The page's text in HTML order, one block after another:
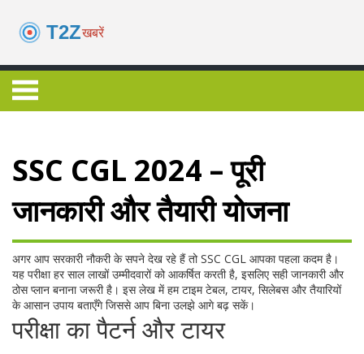
SSC CGL 2024 – पूरी
जानकारी और तैयारी योजना
अगर आप सरकारी नौकरी के सपने देख रहे हैं तो SSC CGL आपका पहला कदम है।
यह परीक्षा हर साल लाखों उम्मीदवारों को आकर्षित करती है, इसलिए सही जानकारी और
ठोस प्लान बनाना जरूरी है। इस लेख में हम टाइम टेबल, टायर, सिलेबस और तैयारियों
के आसान उपाय बताएँगे जिससे आप बिना उलझे आगे बढ़ सकें।
परीक्षा का पैटर्न और टायर